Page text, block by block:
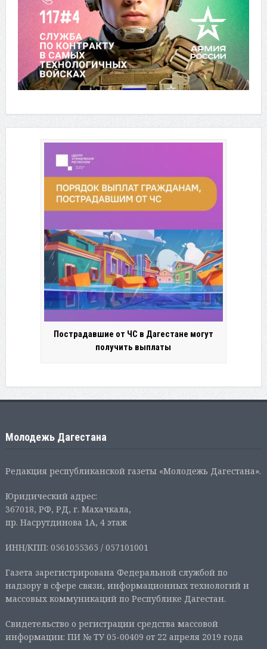
Пострадавшие от ЧС в Дагестане могут
получить выплаты
Молодежь Дагестана
Редакция республиканской газеты «Молодежь Дагестана».
Юридический адрес:
367018, РФ, РД, г. Махачкала,
пр. Насрутдинова 1А, 4 этаж
ИНН/КПП: 0561055365 / 057101001
Газета зарегистрирована Федеральной службой по
надзору в сфере связи, информационных технологий и
массовых коммуникаций по Республике Дагестан.
Свидетельство о регистрации средства массовой
информации: ПИ № ТУ 05-00409 от 22 апреля 2019 года